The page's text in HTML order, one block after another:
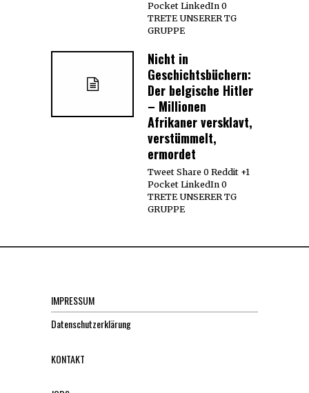
Pocket LinkedIn 0
TRETE UNSERER TG
GRUPPE
Nicht in
Geschichtsbüchern:
Der belgische Hitler
– Millionen
Afrikaner versklavt,
verstümmelt,
ermordet
Tweet Share 0 Reddit +1
Pocket LinkedIn 0
TRETE UNSERER TG
GRUPPE
IMPRESSUM
Datenschutzerklärung
KONTAKT